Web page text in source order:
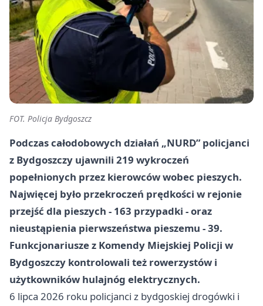
FOT. Policja Bydgoszcz
Podczas całodobowych działań „NURD” policjanci
z Bydgoszczy ujawnili 219 wykroczeń
popełnionych przez kierowców wobec pieszych.
Najwięcej było przekroczeń prędkości w rejonie
przejść dla pieszych - 163 przypadki - oraz
nieustąpienia pierwszeństwa pieszemu - 39.
Funkcjonariusze z Komendy Miejskiej Policji w
Bydgoszczy kontrolowali też rowerzystów i
użytkowników hulajnóg elektrycznych.
6 lipca 2026 roku policjanci z bydgoskiej drogówki i